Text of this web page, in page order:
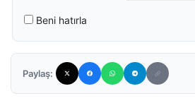
Beni hatırla
Paylaş: